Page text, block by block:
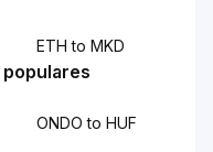
ETH to MKD
populares
ONDO to HUF